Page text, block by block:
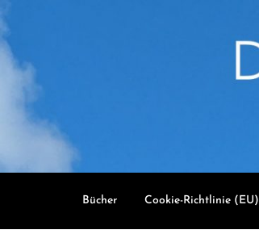
content
Bücher Cookie-Richtlinie (EU)